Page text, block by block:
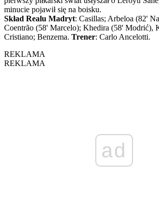
minucie pojawił się na boisku.
Skład Realu Madryt: Casillas; Arbeloa (82'
Coentrão (58' Marcelo); Khedira (58' Modrić),
Cristiano; Benzema. Trener: Carlo Ancelotti.
REKLAMA
REKLAMA
ad